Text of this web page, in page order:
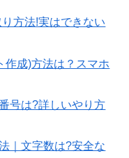
方法!実はできない
作成)方法は？スマホ
号は?詳しいやり方
｜文字数は?安全な